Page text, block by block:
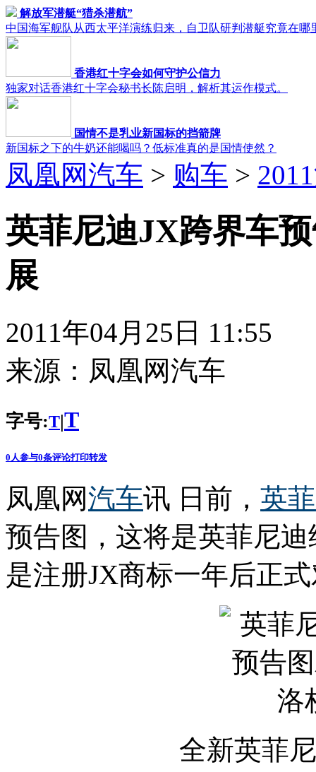
解放军潜艇“猎杀潜航”
中国海军舰队从西太平洋演练归来，自卫队研判潜艇究竟在哪
香港红十字会如何守护公信力
独家对话香港红十字会秘书长陈启明，解析其运作模式。
国情不是乳业新国标的挡箭牌
新国标之下的牛奶还能喝吗？低标准真的是国情使然？
凤凰网汽车 > 购车 >
英菲尼迪JX跨界车
展
2011年04月25日 11:55
来源： 凤凰网汽车
字号:T|T
0 人参与0条评论打印转发
凤凰网汽车讯 日前， 英
预告图，这将是英菲尼
是注册JX商标一年后正
全新英菲